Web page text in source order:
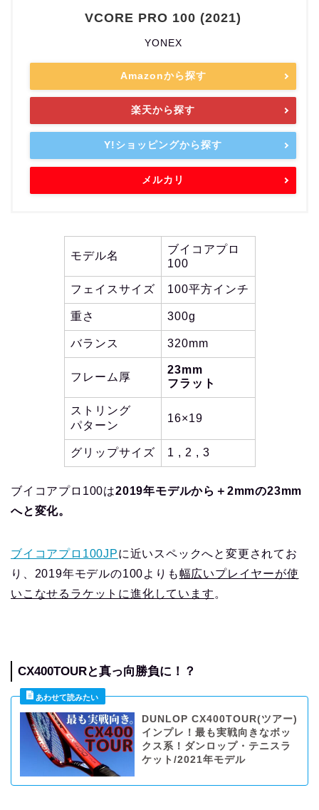
VCORE PRO 100 (2021)
YONEX
Amazonから探す
楽天から探す
Y!ショッピングから探す
メルカリ
モデル名
ブイコアプロ
100
フェイスサイズ 100平方インチ
重さ 300g
バランス 320mm
フレーム厚
23mm
フラット
ストリング
パターン
16×19
グリップサイズ 1 , 2 , 3
ブイコアプロ100は2019年モデルから＋2mmの23mm
へと変化。
ブイコアプロ100JPに近いスペックへと変更されてお
り、2019年モデルの100よりも幅広いプレイヤーが使
いこなせるラケットに進化しています 。
CX400TOURと真っ向勝負に！？
DUNLOP CX400TOUR(ツアー)
インプレ！最も実戦向きなボッ
クス系！ダンロップ・テニスラ
ケット/2021年モデル